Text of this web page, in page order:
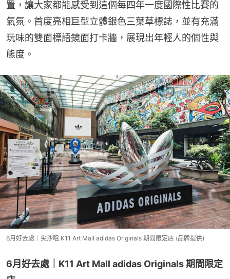
置，讓大家都能感受到這個每四年一度國際性比賽的
氣氛。首度亮相巨型立體銀色三葉草標誌，並有充滿
玩味的雙面標語鏡面打卡牆，展現出年輕人的個性與
態度。
6月好去處｜尖沙咀 K11 Art Mall adidas Originals 期間限定店 (品牌提供)
6月好去處｜K11 Art Mall adidas Originals 期間限定